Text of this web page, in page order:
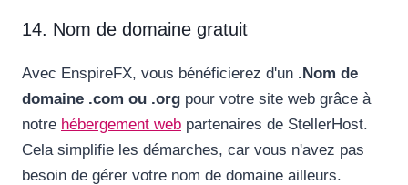
14. Nom de domaine gratuit
Avec EnspireFX, vous bénéficierez d'un .Nom de
domaine .com ou .org pour votre site web grâce à
notre hébergement web partenaires de StellerHost.
Cela simplifie les démarches, car vous n'avez pas
besoin de gérer votre nom de domaine ailleurs.